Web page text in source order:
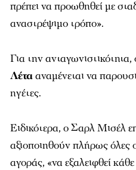
πρέπει να προωθηθεί με
αναστρέψιμο τρόπο».
Για την ανταγωνιστικότητα,
Λέτααναμένεται να
ηγέτες.
Ειδικότερα, ο Σαρλ Μισέλ
αξιοποιηθούν πλήρως όλες
αγοράς, «να εξαλειφθεί